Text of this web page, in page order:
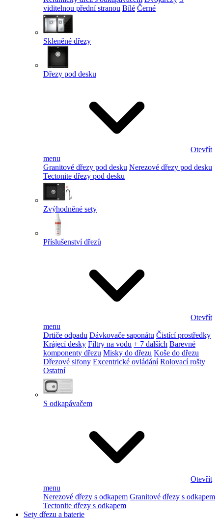
viditelnou přední stranou Bílé Černé
Skleněné dřezy
Dřezy pod desku
Otevřít
menu
Granitové dřezy pod desku Nerezové dřezy pod desku
Tectonite dřezy pod desku
Zvýhodněné sety
Příslušenství dřezů
Otevřít
menu
Drtiče odpadu Dávkovače saponátu Čistící prostředky
Krájecí desky Filtry na vodu + 7 dalších Barevné
komponenty dřezu Misky do dřezu Koše do dřezu
Dřezové sifony Excentrické ovládání Rolovací rošty
Ostatní
S odkapávačem
Otevřít
menu
Nerezové dřezy s odkapem Granitové dřezy s odkapem
Tectonite dřezy s odkapem
Sety dřezu a baterie